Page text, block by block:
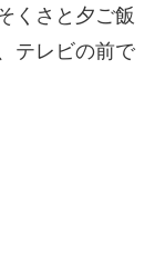
くさと夕ご飯
テレビの前で